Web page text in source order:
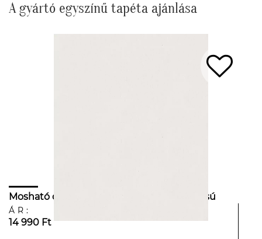
A gyártó egyszínű tapéta ajánlása
Mosható dekor tapéta törtfehér textilhatású
mintával
ÁR:
14 990 Ft